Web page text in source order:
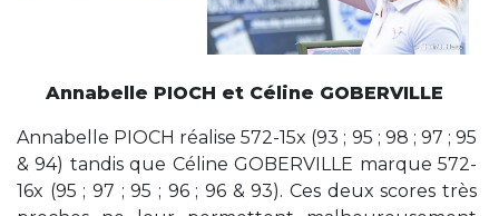
Annabelle PIOCH et Céline GOBERVILLE
Annabelle PIOCH réalise 572-15x (93 ; 95 ; 98 ; 97 ; 95
& 94) tandis que Céline GOBERVILLE marque 572-
16x (95 ; 97 ; 95 ; 96 ; 96 & 93). Ces deux scores très